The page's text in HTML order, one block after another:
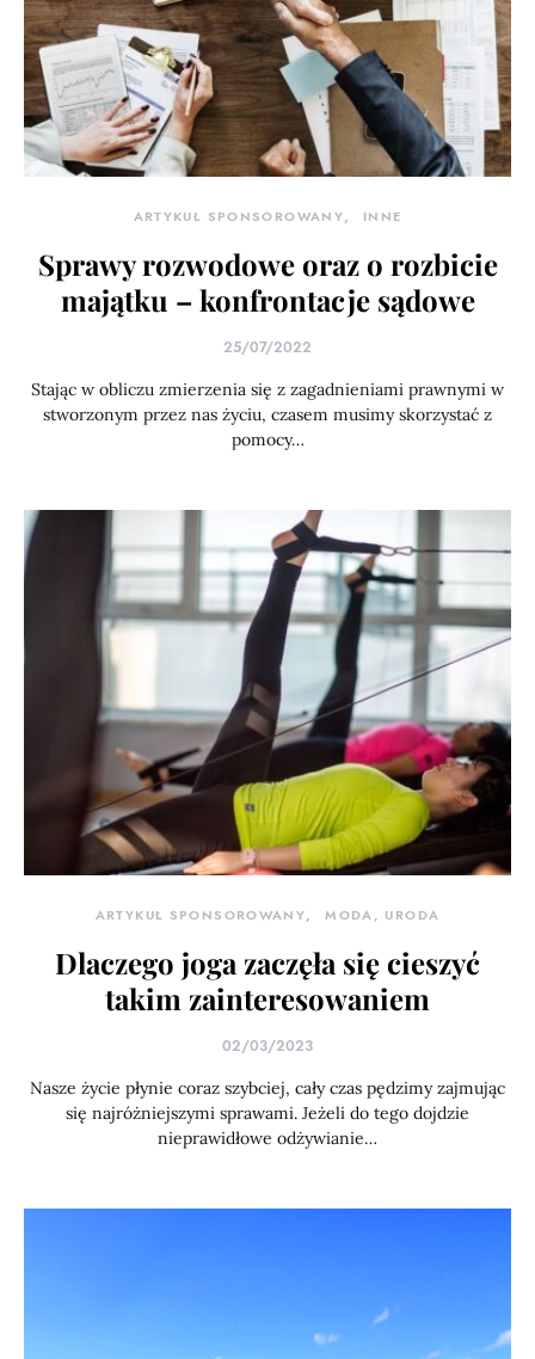
ARTYKUŁ SPONSOROWANY INNE
Sprawy rozwodowe oraz o rozbicie
majątku – konfrontacje sądowe
25/07/2022
Stając w obliczu zmierzenia się z zagadnieniami prawnymi w
stworzonym przez nas życiu, czasem musimy skorzystać z
pomocy…
ARTYKUŁ SPONSOROWANY MODA, URODA
Dlaczego joga zaczęła się cieszyć
takim zainteresowaniem
02/03/2023
Nasze życie płynie coraz szybciej, cały czas pędzimy zajmując
się najróżniejszymi sprawami. Jeżeli do tego dojdzie
nieprawidłowe odżywianie…